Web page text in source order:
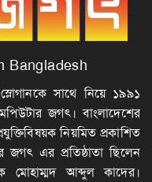
Bangladesh
সাথে নিয়ে ১৯৯১
জগৎ। বাংলাদেশের
নিয়মিত প্রকাশিত
জগৎ এর প্রতিষ্ঠাতা ছিলেন
মোহাম্মদ আব্দুল কাদের।